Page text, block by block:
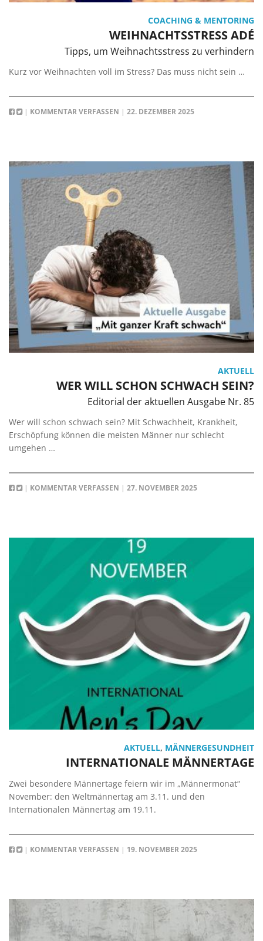
COACHING & MENTORING
WEIHNACHTSSTRESS ADÉ
Tipps, um Weihnachtsstress zu verhindern
Kurz vor Weihnachten voll im Stress? Das muss nicht sein …
| KOMMENTAR VERFASSEN | 22. DEZEMBER 2025
AKTUELL
WER WILL SCHON SCHWACH SEIN?
Editorial der aktuellen Ausgabe Nr. 85
Wer will schon schwach sein? Mit Schwachheit, Krankheit,
Erschöpfung können die meisten Männer nur schlecht
umgehen …
| KOMMENTAR VERFASSEN | 27. NOVEMBER 2025
AKTUELL, MÄNNERGESUNDHEIT
INTERNATIONALE MÄNNERTAGE
Zwei besondere Männertage feiern wir im „Männermonat“
November: den Weltmännertag am 3.11. und den
Internationalen Männertag am 19.11.
| KOMMENTAR VERFASSEN | 19. NOVEMBER 2025